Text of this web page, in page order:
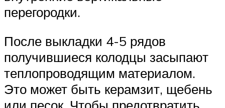
перегородки.
После выкладки 4-5 рядов
получившиеся колодцы засыпают
теплопроводящим материалом.
Это может быть керамзит, щебень